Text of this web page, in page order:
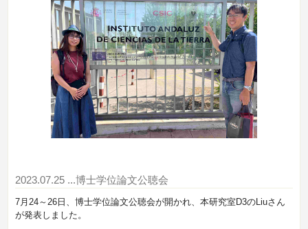
2023.07.25 ...博士学位論文公聴会
7月24～26日、博士学位論文公聴会が開かれ、本研究室D3のLiuさん
が発表しました。